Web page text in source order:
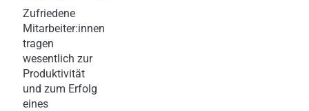
Zufriedene
Mitarbeiter:innen
tragen
wesentlich zur
Produktivität
und zum Erfolg
eines